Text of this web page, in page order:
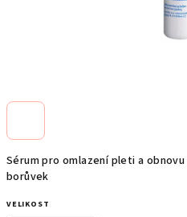
Sérum pro omlazení pleti a
borůvek
VELIKOST